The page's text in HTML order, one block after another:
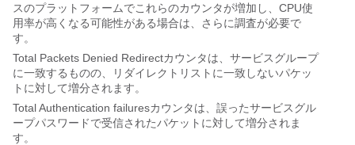
スのプラットフォームでこれらのカウンタが増加し、CPU使
用率が高くなる可能性がある場合は、さらに調査が必要で
す。
Total Packets Denied Redirectカウンタは、サービスグループ
に一致するものの、リダイレクトリストに一致しないパケッ
トに対して増分されます。
Total Authentication failuresカウンタは、誤ったサービスグル
ープパスワードで受信されたパケットに対して増分されま
す。